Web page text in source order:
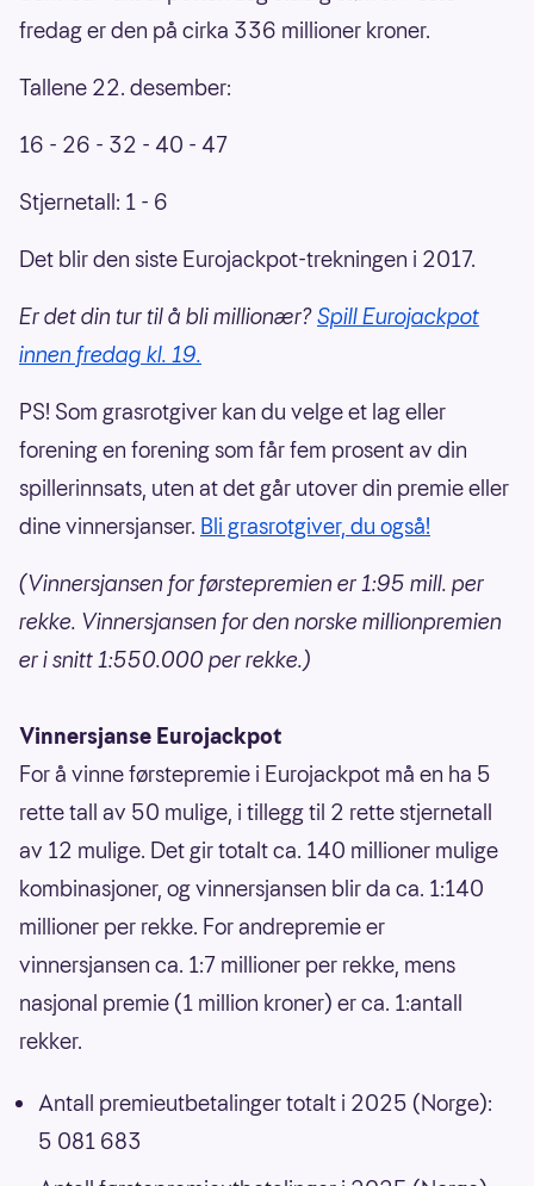
fredag er den på cirka 336 millioner kroner.
Tallene 22. desember:
16 - 26 - 32 - 40 - 47
Stjernetall: 1 - 6
Det blir den siste Eurojackpot-trekningen i 2017.
Er det din tur til å bli millionær?Spill Eurojackpot
innen fredag kl. 19.
PS! Som grasrotgiver kan du velge et lag eller
forening en forening som får fem prosent av din
spillerinnsats, uten at det går utover din premie eller
dine vinnersjanser. Bli grasrotgiver, du også!
(Vinnersjansen for førstepremien er 1:95 mill. per
rekke. Vinnersjansen for den norske millionpremien
er i snitt 1:550.000 per rekke.)
Vinnersjanse Eurojackpot
For å vinne førstepremie i Eurojackpot må en ha 5
rette tall av 50 mulige, i tillegg til 2 rette stjernetall
av 12 mulige. Det gir totalt ca. 140 millioner mulige
kombinasjoner, og vinnersjansen blir da ca. 1:140
millioner per rekke. For andrepremie er
vinnersjansen ca. 1:7 millioner per rekke, mens
nasjonal premie (1 million kroner) er ca. 1:antall
rekker.
Antall premieutbetalinger totalt i 2025 (Norge):
5 081 683